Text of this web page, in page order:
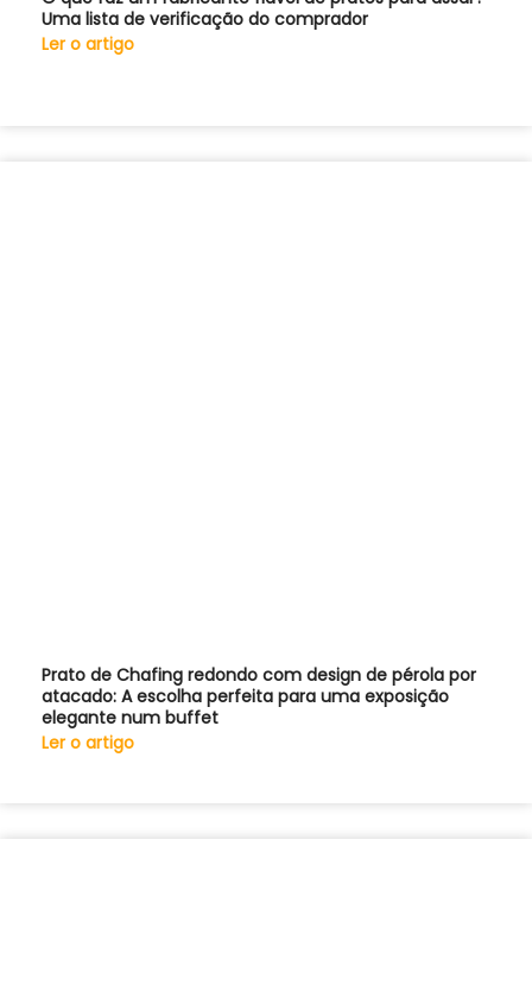
Uma lista de verificação do comprador
Ler o artigo
Prato de Chafing redondo com design de pérola por
atacado: A escolha perfeita para uma exposição
elegante num buffet
Ler o artigo